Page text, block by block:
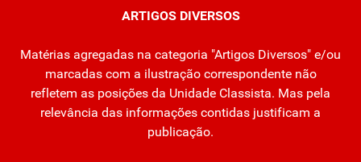
ARTIGOS DIVERSOS
Matérias agregadas na categoria "Artigos Diversos" e/ou
marcadas com a ilustração correspondente não
refletem as posições da Unidade Classista. Mas pela
relevância das informações contidas justificam a
publicação.